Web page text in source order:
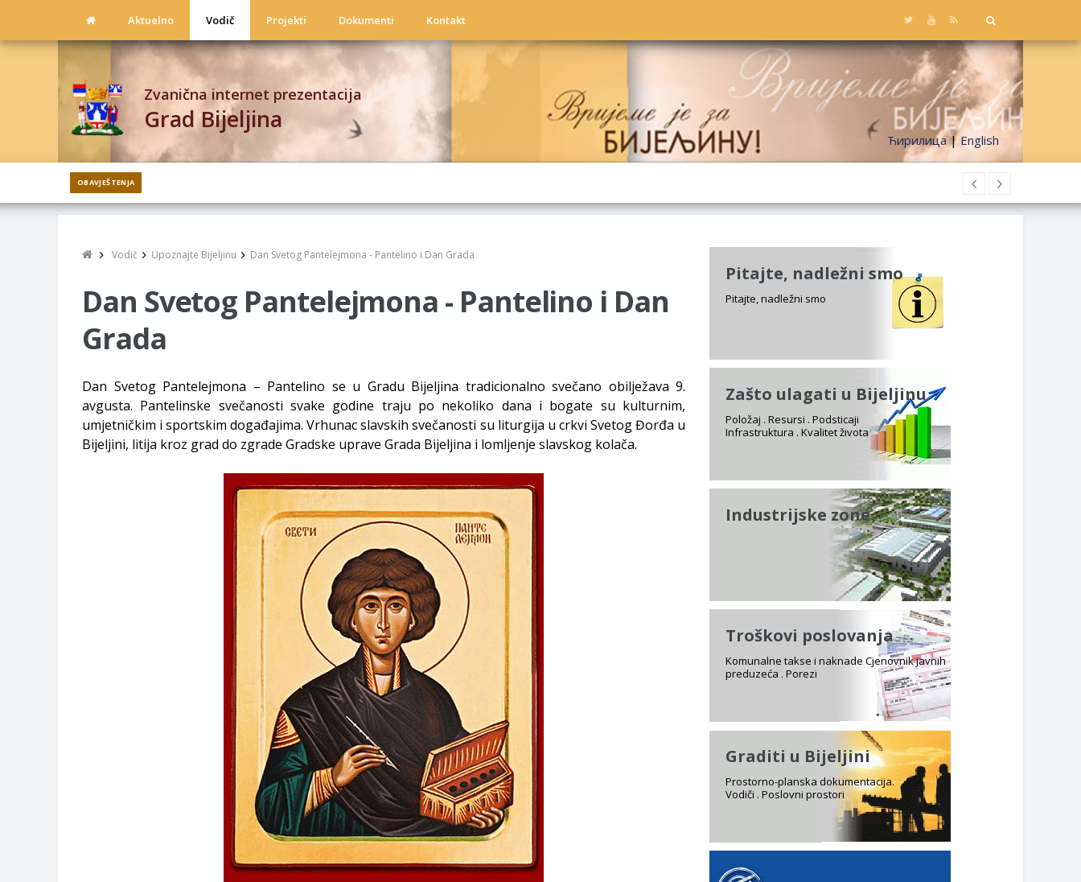
Aktuelno Vodič Projekti Dokumenti Kontakt
Ћирилица| English
Zvanična internet prezentacija
Grad Bijeljina
OBAVJEŠTENJA
Vodič Upoznajte Bijeljinu Dan Svetog Pantelejmona - Pantelino i Dan Grada
Dan Svetog Pantelejmona - Pantelino i Dan
Grada
Dan Svetog Pantelejmona – Pantelino se u Gradu Bijeljina tradicionalno svečano obilježava 9.
avgusta. Pantelinske svečanosti svake godine traju po nekoliko dana i bogate su kulturnim,
umjetničkim i sportskim događajima. Vrhunac slavskih svečanosti su liturgija u crkvi Svetog Đorđa u
Bijeljini, litija kroz grad do zgrade Gradske uprave Grada Bijeljina i lomljenje slavskog kolača.
Pitajte, nadležni smo
Pitajte, nadležni smo
Zašto ulagati u Bijeljinu
Položaj . Resursi . Podsticaji
Infrastruktura . Kvalitet života
Industrijske zone
Troškovi poslovanja
Komunalne takse i naknade Cjenovnik javnih
preduzeća . Porezi
Graditi u Bijeljini
Prostorno-planska dokumentacija.
Vodiči . Poslovni prostori